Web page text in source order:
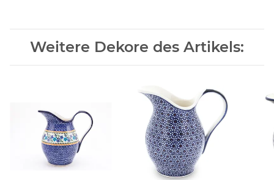
Weitere Dekore des Artikels: